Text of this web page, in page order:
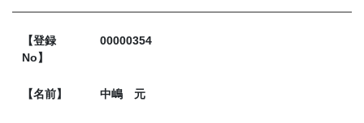
【登録
No】
00000354
【名前】 中嶋 元